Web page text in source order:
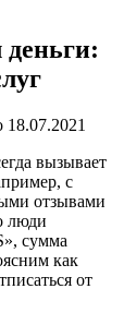
18.07.2021
вызывает
с
отзывами
люди
сумма
как
от